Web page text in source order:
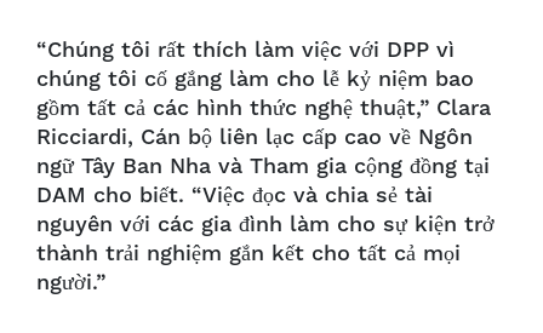
“Chúng tôi rất thích làm việc với DPP vì
chúng tôi cố gắng làm cho lễ kỷ niệm bao
gồm tất cả các hình thức nghệ thuật,” Clara
Ricciardi, Cán bộ liên lạc cấp cao về Ngôn
ngữ Tây Ban Nha và Tham gia cộng đồng tại
DAM cho biết. “Việc đọc và chia sẻ tài
nguyên với các gia đình làm cho sự kiện trở
thành trải nghiệm gắn kết cho tất cả mọi
người.”